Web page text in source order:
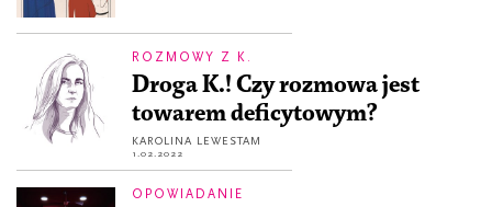
ROZMOWY Z K.
Droga K.! Czy rozmowa jest
towarem deficytowym?
KAROLINA LEWESTAM
1.02.2022
OPOWIADANIE